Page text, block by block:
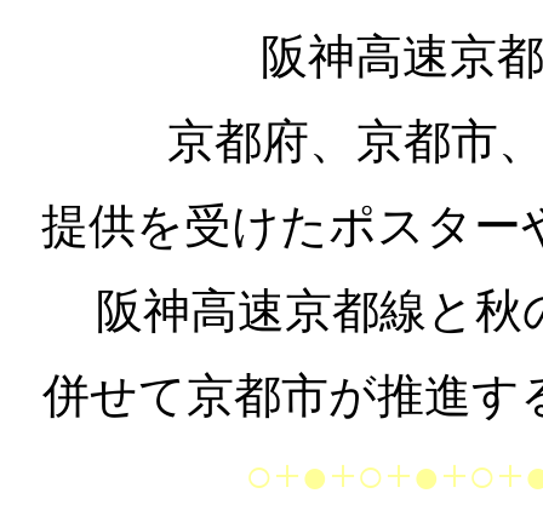
阪神高速京
京都府、京都市
提供を受けたポスター
阪神高速京都線と
併せて京都市が推進